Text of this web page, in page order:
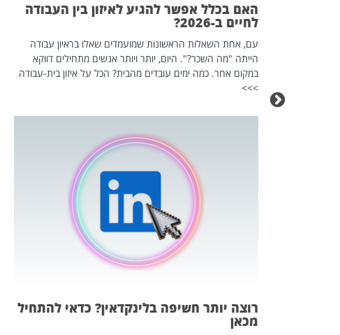
האם בכלל אפשר להגיע לאיזון בין העבודה
לחיים ב-2026?
עם, אחת השאלות הראשונות שמועמדים שאלו בראיון עבודה
הייתה "מה השכר?". היום, יותר ויותר אנשים מתחילים דווקא
במקום אחר. כמה ימים עובדים מהבית? הכל על איזון בית-עבודה
>>>
רוצה יותר חשיפה בלינקדאין? כדאי להתחיל
מכאן